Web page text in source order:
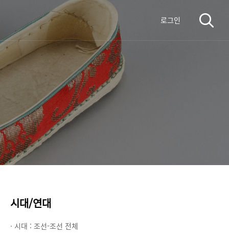
로그인
시대/연대
· 시대 : 조선-조선 전체